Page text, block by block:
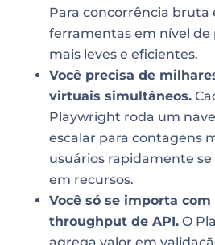
Para concorrência
ferramentas em nível de
mais leves e eficientes.
Você precisa de
virtuais simultâneos.
Playwright roda um
escalar para contagens
usuários rapidamente
em recursos.
Você só se importa
throughput de API.O